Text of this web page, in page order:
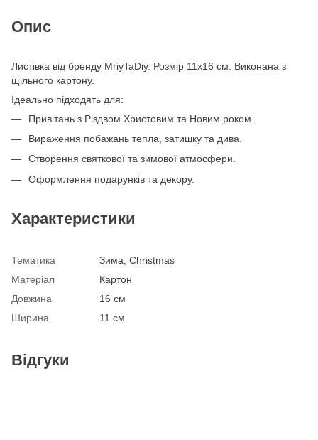
Опис
Листівка від бренду MriyTaDiy. Розмір 11х16 см. Виконана з
щільного картону.
Ідеально підходять для:
Привітань з Різдвом Христовим та Новим роком.
Вираження побажань тепла, затишку та дива.
Створення святкової та зимової атмосфери.
Оформлення подарунків та декору.
Характеристики
Тематика
Зима, Christmas
Матеріал
Картон
Довжина
16 см
Ширина
11 см
Відгуки